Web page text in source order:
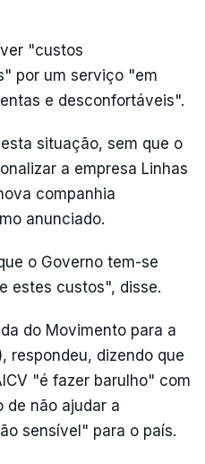
"custos
por um serviço "em
e desconfortáveis".
situação, sem que o
a empresa Linhas
companhia
anunciado.
o Governo tem-se
estes custos", disse.
do Movimento para a
respondeu, dizendo que
"é fazer barulho" com
de não ajudar a
sensível" para o país.